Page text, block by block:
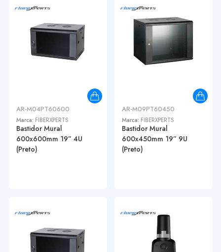
AR-M04PT60600
Marca: FIBERXPERTS
Bastidor Mural
600x600mm 19” 4U
(Preto)
AR-M09PT60450
Marca: FIBERXPERTS
Bastidor Mural
600x450mm 19” 9U
(Preto)